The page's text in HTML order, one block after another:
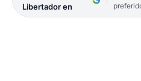
Libertador en